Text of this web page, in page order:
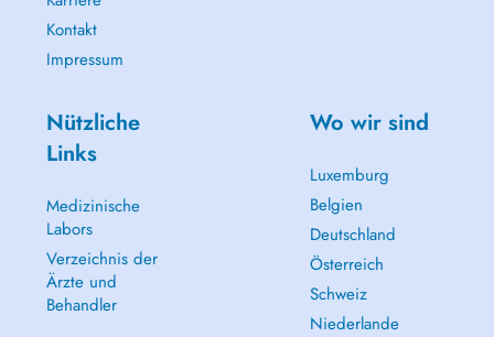
Kontakt
Impressum
Nützliche
Links
Medizinische
Labors
Verzeichnis der
Ärzte und
Behandler
Wo wir sind
Luxemburg
Belgien
Deutschland
Österreich
Schweiz
Niederlande